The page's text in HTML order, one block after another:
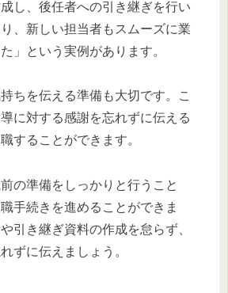
し、後任者への引き継ぎを行い
、新しい担当者もスムーズに業
」という実例があります。
ちを伝える準備も大切です。こ
に対する感謝を忘れずに伝える
することができます。
の準備をしっかりと行うこと
手続きを進めることができま
引き継ぎ資料の作成を怠らず、
ずに伝えましょう。